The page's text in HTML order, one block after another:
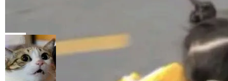
质的最低采样率）的音频格式将被拒绝 修复了 C
SS 圆角虚线样式中可能存在的问题 如果表单中
的图像元素不在同一个子树中，则它们将不再关
联 加...
最强的若干项。对于尚未正式发版的 PG 19，则
通过拉取过去一年内（从 PG 18 Beta1 时间点
至今）的所有 commit，同样交由 AI 分析提炼。
经过人工复核，准确度令人满意。这一方法也为
维护工作一直与我的日常工作、家务、社交生活
和休闲娱乐竞争时间。" 这是 libexpat 维护者 S
ebastian Pipping 写在博客里的话。8 月 4 日，
他宣布了一个新消息：从 2026 年 8 月 1 日起，
局
Firefox 153.0.3 发布
Firefox 153.0.3 现已发布，具体更新内容如